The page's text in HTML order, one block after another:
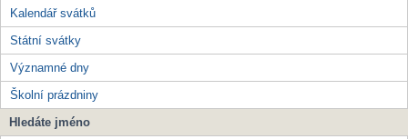
Kalendář svátků
Státní svátky
Významné dny
Školní prázdniny
Hledáte jméno